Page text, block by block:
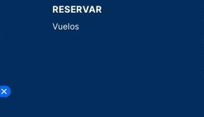
RESERVAR
Vuelos